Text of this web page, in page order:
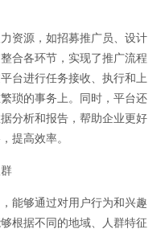
资源，如招募推广员、设计
合各环节，实现了推广流程
台进行任务接收、执行和上
琐的事务上。同时，平台还
分析和报告，帮助企业更好
提高效率。
能够通过对用户行为和兴趣
根据不同的地域、人群特征